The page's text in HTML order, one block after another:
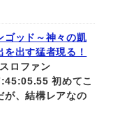
ゴッド～神々の凱
出す猛者現る！
ロファン
初めてこ
が、結構レアなの